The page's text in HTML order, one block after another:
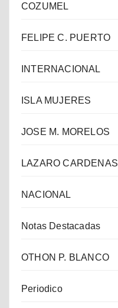
COZUMEL
FELIPE C. PUERTO
INTERNACIONAL
ISLA MUJERES
JOSE M. MORELOS
LAZARO CARDENAS
NACIONAL
Notas Destacadas
OTHON P. BLANCO
Periodico